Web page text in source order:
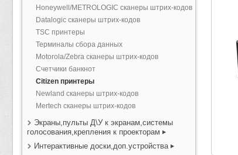
Honeywell/METROLOGIC сканеры штрих-кодов
Datalogic сканеры штрих-кодов
TSC принтеры
Терминалы сбора данных
Motorola/Zebra сканеры штрих-кодов
Счетчики банкнот
Citizen принтеры
Newland сканеры штрих-кодов
Mertech сканеры штрих-кодов
Экраны,пульты Д\У к экранам,системы
голосования,крепления к проекторам
Интерактивные доски,доп.устройства